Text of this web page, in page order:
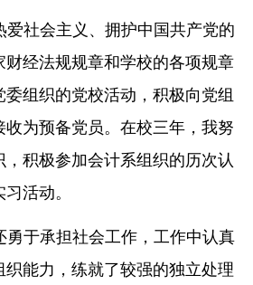
爱社会主义、拥护中国共产党的
财经法规规章和学校的各项规章
组织的党校活动，积极向党组
为预备党员。在校三年，我努
积极参加会计系组织的历次认
活动。
勇于承担社会工作，工作中认真
能力，练就了较强的独立处理